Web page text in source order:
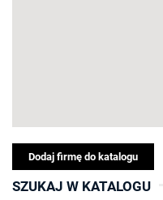
Dodaj firmę do katalogu
SZUKAJ W KATALOGU